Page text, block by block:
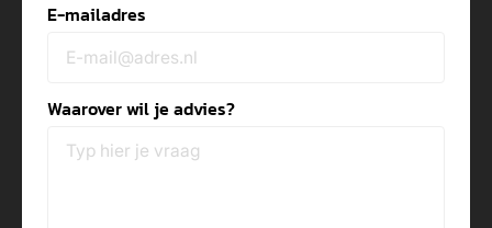
E-mailadres
Waarover wil je advies?